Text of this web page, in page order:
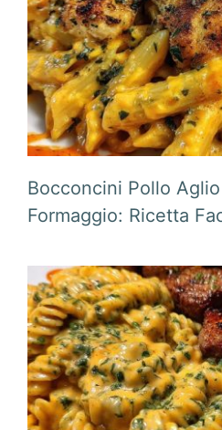
Bocconcini Pollo
Formaggio: Ricetta